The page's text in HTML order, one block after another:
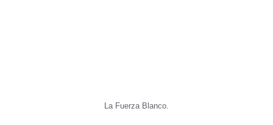
La Fuerza Blanco.